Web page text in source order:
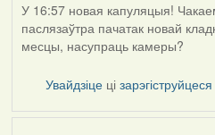
У 16:57 новая капуляцыя!
паслязаўтра пачатак новай
месцы, насупраць камеры?
Увайдзіце цізарэгіструйцеся